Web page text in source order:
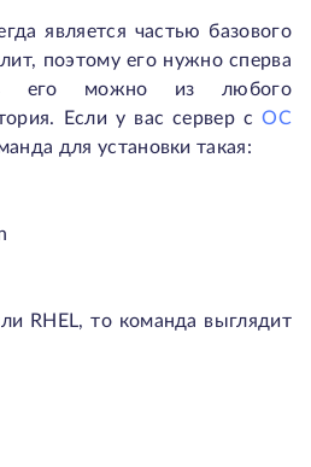
является частью базового
поэтому его нужно сперва
его можно из любого
Если у вас сервер сОС
для установки такая:
RHEL, то команда выглядит